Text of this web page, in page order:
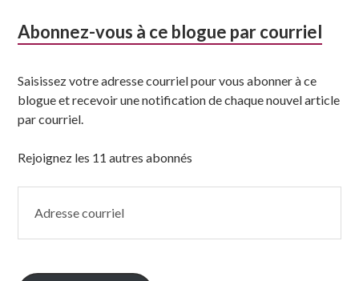
Abonnez-vous à ce blogue par courriel
Saisissez votre adresse courriel pour vous abonner à ce
blogue et recevoir une notification de chaque nouvel article
par courriel.
Rejoignez les 11 autres abonnés
courriel